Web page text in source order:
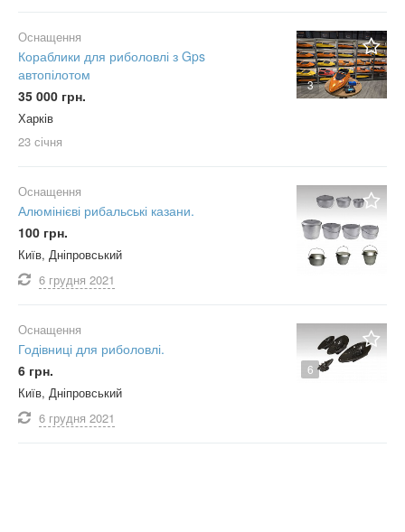
3
Оснащення
Кораблики для риболовлі з Gps
автопілотом
35 000 грн.
Харків
23 січня
Оснащення
Алюмінієві рибальські казани.
100 грн.
Київ, Дніпровський
6 грудня 2021
6
Оснащення
Годівниці для риболовлі.
6 грн.
Київ, Дніпровський
6 грудня 2021